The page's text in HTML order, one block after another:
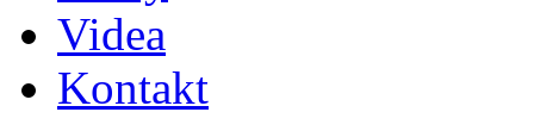
Videa
Kontakt